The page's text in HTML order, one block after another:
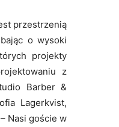
przestrzenią
o wysoki
projekty
z
Barber &
Lagerkvist,
Nasi goście w